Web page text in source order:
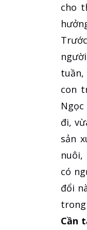
cho
con
đi,
sản
nuôi,
có
đổi
Cần